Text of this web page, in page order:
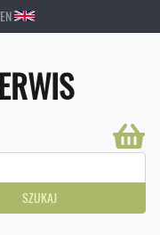
EN
SZUKAJ